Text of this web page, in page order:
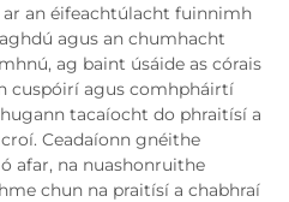
an éifeachtúlacht fuinnimh
agus an chumhacht
ag baint úsáide as córais
cuspóirí agus comhpháirtí
tacaíocht do phraitísí a
Ceadaíonn gnéithe
afar, na nuashonruithe
chun na praitísí a chabhraí